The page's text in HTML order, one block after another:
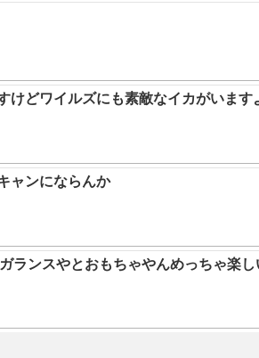
けどワイルズにも素敵なイカがいます
ャンにならんか
ランスやとおもちゃやんめっちゃ楽し